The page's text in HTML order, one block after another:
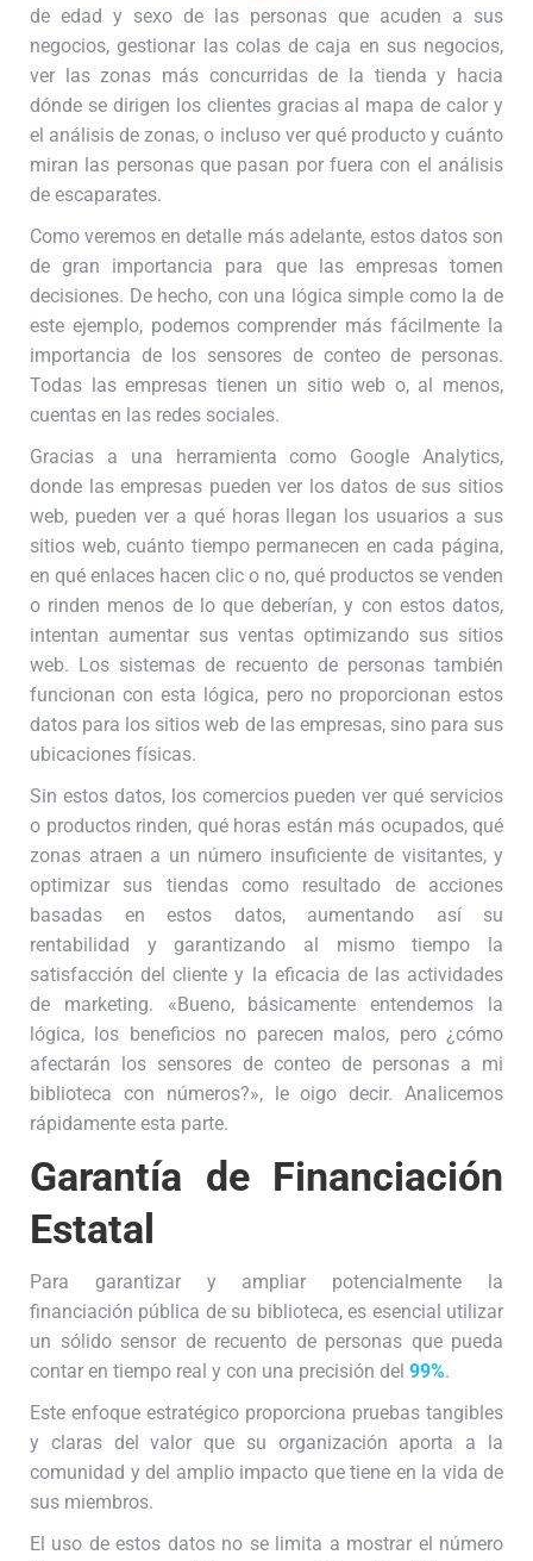
de edad y sexo de las personas que acuden a sus
negocios, gestionar las colas de caja en sus negocios,
ver las zonas más concurridas de la tienda y hacia
dónde se dirigen los clientes gracias al mapa de calor y
el análisis de zonas, o incluso ver qué producto y cuánto
miran las personas que pasan por fuera con el análisis
de escaparates.
Como veremos en detalle más adelante, estos datos son
de gran importancia para que las empresas tomen
decisiones. De hecho, con una lógica simple como la de
este ejemplo, podemos comprender más fácilmente la
importancia de los sensores de conteo de personas.
Todas las empresas tienen un sitio web o, al menos,
cuentas en las redes sociales.
Gracias a una herramienta como Google Analytics,
donde las empresas pueden ver los datos de sus sitios
web, pueden ver a qué horas llegan los usuarios a sus
sitios web, cuánto tiempo permanecen en cada página,
en qué enlaces hacen clic o no, qué productos se venden
o rinden menos de lo que deberían, y con estos datos,
intentan aumentar sus ventas optimizando sus sitios
web. Los sistemas de recuento de personas también
funcionan con esta lógica, pero no proporcionan estos
datos para los sitios web de las empresas, sino para sus
ubicaciones físicas.
Sin estos datos, los comercios pueden ver qué servicios
o productos rinden, qué horas están más ocupados, qué
zonas atraen a un número insuficiente de visitantes, y
optimizar sus tiendas como resultado de acciones
basadas en estos datos, aumentando así su
rentabilidad y garantizando al mismo tiempo la
satisfacción del cliente y la eficacia de las actividades
de marketing. «Bueno, básicamente entendemos la
lógica, los beneficios no parecen malos, pero ¿cómo
afectarán los sensores de conteo de personas a mi
biblioteca con números?», le oigo decir. Analicemos
rápidamente esta parte.
Garantía de Financiación
Estatal
Para garantizar y ampliar potencialmente la
financiación pública de su biblioteca, es esencial utilizar
un sólido sensor de recuento de personas que pueda
contar en tiempo real y con una precisión del 99%.
Este enfoque estratégico proporciona pruebas tangibles
y claras del valor que su organización aporta a la
comunidad y del amplio impacto que tiene en la vida de
sus miembros.
El uso de estos datos no se limita a mostrar el número